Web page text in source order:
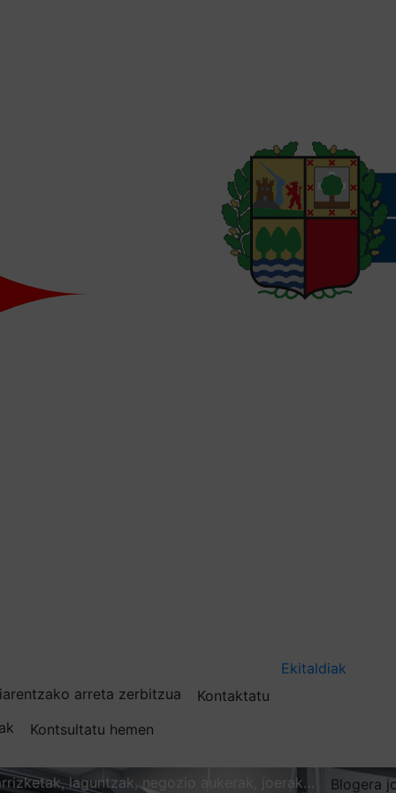
arreta zerbitzua
Kontaktatu
Kontsultatu hemen
Ekitaldiak
laguntzak, negozio aukerak, joerak… Blogera